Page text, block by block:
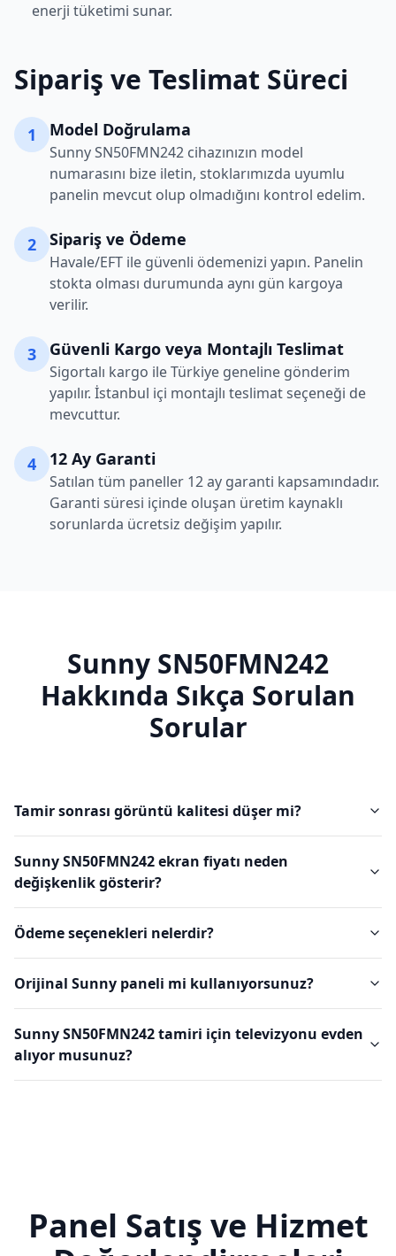
enerji tüketimi sunar.
Sipariş ve Teslimat Süreci
1 Model Doğrulama
SunnySN50FMN242 cihazınızın model
numarasını bize iletin, stoklarımızda uyumlu
panelin mevcut olup olmadığını kontrol edelim.
2 Sipariş ve Ödeme
Havale/EFT ile güvenli ödemenizi yapın. Panelin
stokta olması durumunda aynı gün kargoya
verilir.
3 Güvenli Kargo veya Montajlı Teslimat
Sigortalı kargo ile Türkiye geneline gönderim
yapılır. İstanbul içi montajlı teslimat seçeneği de
mevcuttur.
4 12 Ay Garanti
Satılan tüm paneller 12 ay garanti kapsamındadır.
Garanti süresi içinde oluşan üretim kaynaklı
sorunlarda ücretsiz değişim yapılır.
Sunny SN50FMN242
Hakkında Sıkça Sorulan
Sorular
Tamir sonrası görüntü kalitesi düşer mi?
Sunny SN50FMN242 ekran fiyatı neden
değişkenlik gösterir?
Ödeme seçenekleri nelerdir?
Orijinal Sunny paneli mi kullanıyorsunuz?
Sunny SN50FMN242 tamiri için televizyonu evden
alıyor musunuz?
Panel Satış ve Hizmet